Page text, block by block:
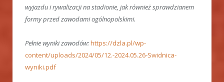
wyjazdu i rywalizacji na stadionie, jak również sprawdzianem
formy przed zawodami ogólnopolskimi.
Pełnie wyniki zawodów:https://dzla.pl/wp-
content/uploads/2024/05/12.-2024.05.26-Swidnica-
wyniki.pdf